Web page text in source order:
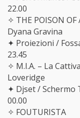
22.00
✧ THE POISON OF
Dyana Gravina
✦ Proiezioni /
23.45
✧ M.I.A. – La
Loveridge
✦ Djset / Schermo
00.00
✧ FOUTURISTA